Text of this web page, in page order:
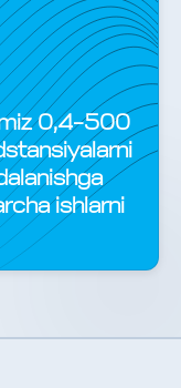
0,4–500
ishlarni